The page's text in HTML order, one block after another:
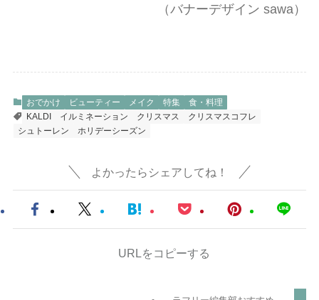
（バナーデザイン sawa）
おでかけ ビューティー メイク 特集
食・料理
KALDI
イルミネーション クリスマス
クリスマスコフレ
シュトーレン
ホリデーシーズン
よかったらシェアしてね！
URLをコピーする